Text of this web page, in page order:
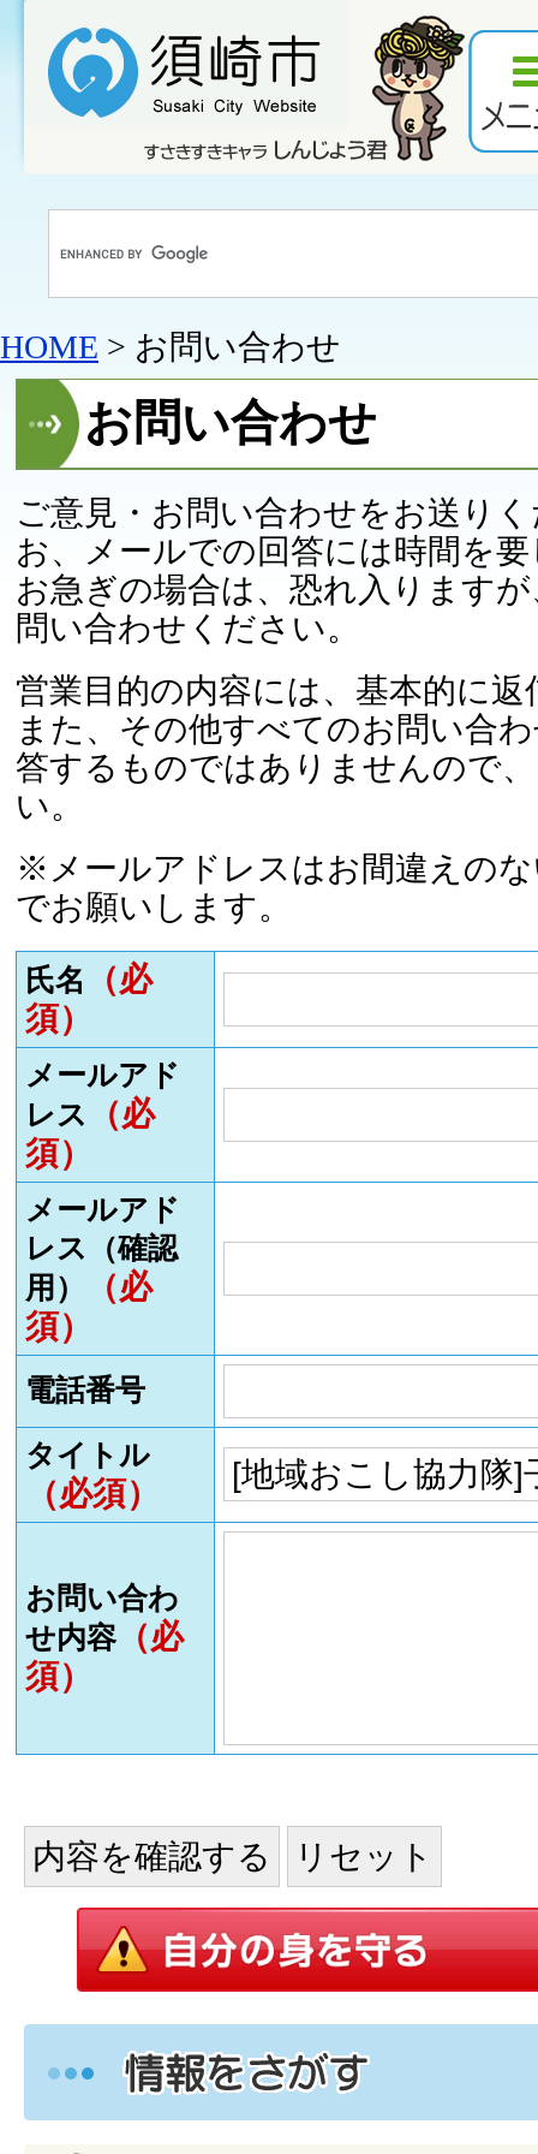
HOME > お問い合わせ
お問い合わせ
ご意見・お問い合わせをお送り
お、メールでの回答には時間を
お急ぎの場合は、恐れ入ります
問い合わせください。
営業目的の内容には、基本的に
また、その他すべてのお問い合
答するものではありませんので
い。
※メールアドレスはお間違えの
でお願いします。
氏名
（必
須）
メールアド
レス
（必
須）
メールアド
レス（確認
用）
（必
須）
電話番号
タイトル
（必須）
お問い合わ
せ内容（必
須）